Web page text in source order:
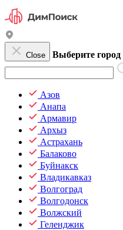
Close Выберите город
Азов
Анапа
Армавир
Архыз
Астрахань
Балаково
Буйнакск
Владикавказ
Волгоград
Волгодонск
Волжский
Геленджик